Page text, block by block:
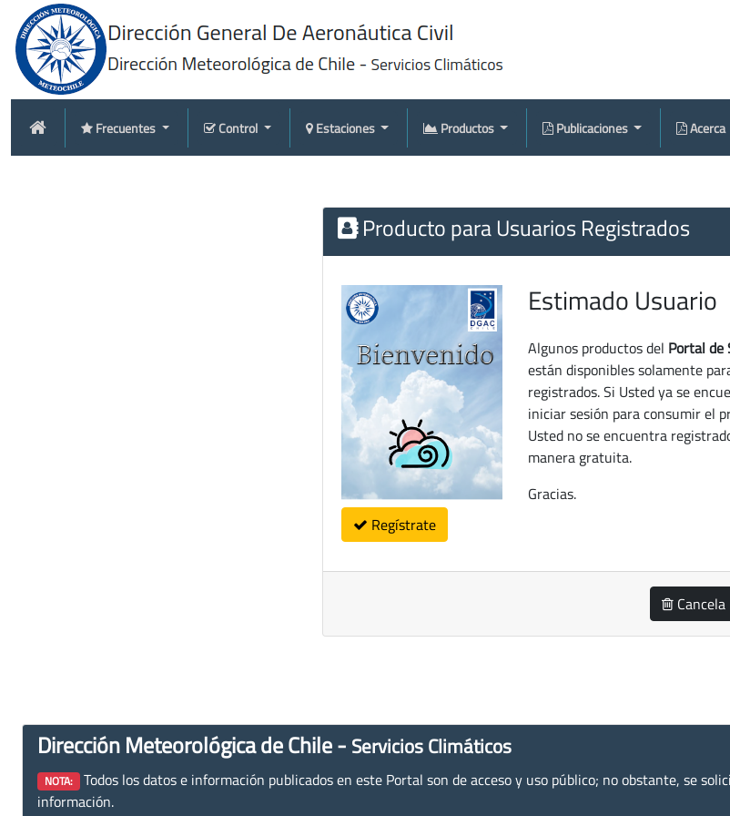
Frecuentes Control Estaciones Productos Publicaciones Acerca
Producto para Usuarios Registrados
Regístrate
Estimado Usuario
Algunos productos del Portal de
están disponibles solamente
registrados. Si Usted ya se
iniciar sesión para consumir el
Usted no se encuentra
manera gratuita.
Gracias.
Cancela
Dirección Meteorológica de Chile - Servicios Climáticos
NOTA: Todos los datos e información publicados en este Portal son de acceso y uso público; no obstante, se
información.